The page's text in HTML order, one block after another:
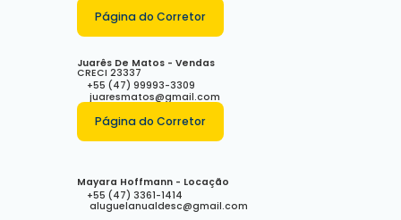
Página do Corretor
Juarês De Matos - Vendas
CRECI 23337
+55 (47) 99993-3309
juaresmatos@gmail.com
Página do Corretor
Mayara Hoffmann - Locação
+55 (47) 3361-1414
aluguelanualdesc@gmail.com